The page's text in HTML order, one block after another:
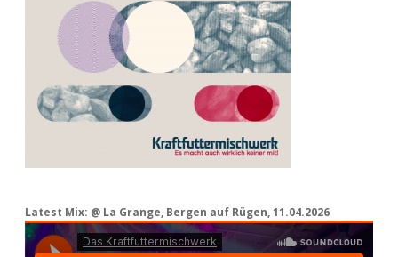
Latest Mix: @ La Grange, Bergen auf Rügen, 11.04.2026